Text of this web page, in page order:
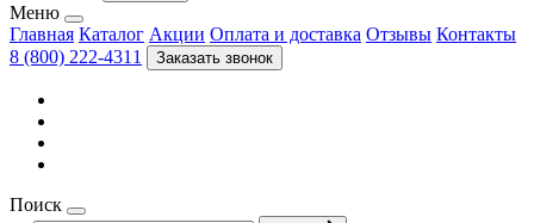
Меню
Главная Каталог Акции Оплата и доставка Отзывы Контакты
8 (800) 222-4311
Заказать звонок
Поиск